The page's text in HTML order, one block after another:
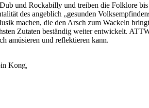
und Rockabilly und treiben die Folklore bis
des angeblich „gesunden
machen, die den Arsch zum Wackeln
Zutaten beständig weiter entwickelt.
amüsieren und reflektieren kann.
Kong,